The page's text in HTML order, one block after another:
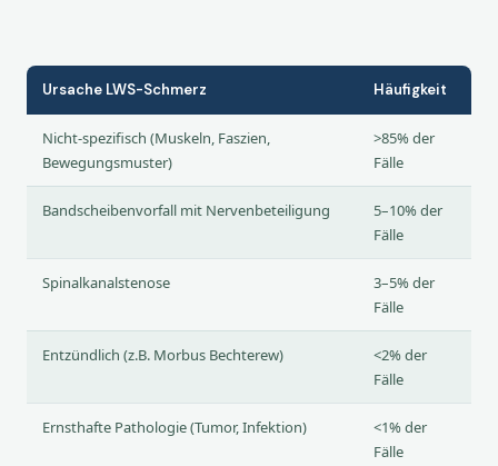
Ursache LWS-Schmerz Häufigkeit
Nicht-spezifisch (Muskeln, Faszien,
Bewegungsmuster)
>85% der
Fälle
Bandscheibenvorfall mit Nervenbeteiligung
5–10% der
Fälle
Spinalkanalstenose
3–5% der
Fälle
Entzündlich (z.B. Morbus Bechterew)
<2% der
Fälle
Ernsthafte Pathologie (Tumor, Infektion)
<1% der
Fälle